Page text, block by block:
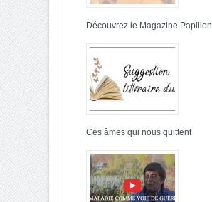
Découvrez le Magazine Papillon
Ces âmes qui nous quittent